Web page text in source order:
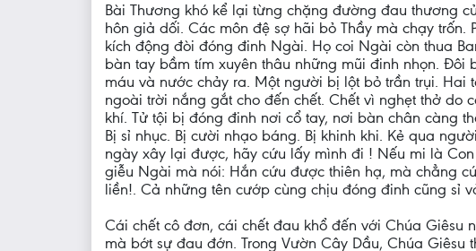
Bài Thương khó kể lại từng chặng đường đau thương
hôn giả dối. Các môn đệ sợ hãi bỏ Thầy mà chạy
kích động đòi đóng đinh Ngài. Họ coi Ngài còn thua
bàn tay bầm tím xuyên thâu những mũi đinh nhọn.
máu và nước chảy ra. Một người bị lột bỏ trần trụi.
ngoài trời nắng gắt cho đến chết. Chết vì nghẹt thở do
khí. Tử tội bị đóng đinh nơi cổ tay, nơi bàn chân càng
Bị sỉ nhục. Bị cười nhạo báng. Bị khinh khi. Kẻ qua
ngày xây lại được, hãy cứu lấy mình đi ! Nếu mi là
giễu Ngài mà nói: Hắn cứu được thiên hạ, mà chẳng
liền!. Cả những tên cướp cùng chịu đóng đinh cũng sỉ
Cái chết cô đơn, cái chết đau khổ đến với Chúa Giêsu
mà bớt sự đau đớn. Trong Vườn Cây Dầu, Chúa